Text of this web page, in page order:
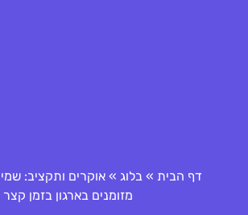
דף הבית » בלוג » אוקרים ותקציב:
מזומנים בארגון בזמן קצר